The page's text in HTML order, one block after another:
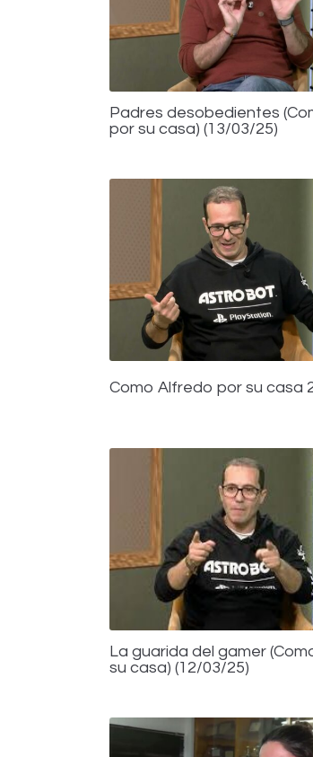
Padres desobedientes
por su casa) (13/03/25)
Como Alfredo por su casa
La guarida del gamer
su casa) (12/03/25)